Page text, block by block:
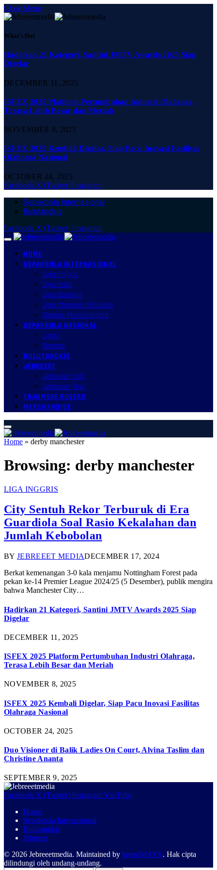
Close Menu
What's Hot
Hadirkan 21 Kategori, Santini JMTV Awards 2025 Siap
Digelar
DECEMBER 11, 2025
ISFEX 2025 Platform Pertumbuhan Industri Olahraga,
Terasa Lebih Besar dan Meriah
NOVEMBER 8, 2025
ISFEX 2025 Kembali Digelar, Siap Pacu Inovasi Fasilitas
Olahraga Nasional
OCTOBER 24, 2025
Facebook X (Twitter) Instagram
Sepakbola Internasional
Bulutangkis
Facebook X (Twitter) Instagram
HOME
SEPAKBOLA INTERNASIONAL
Liga Inggris
Liga Italia
Liga Spanyol
Liga Champion/Europa
Timnas Mancanegara
SEPAKBOLA NASIONAL
Liga 1
Timnas
BULUTANGKIS
JEBREEET
Jebreeet Talk
Jebreeet Tips
TRANMERE ROVERS
MERCHANDISE
Home » derby manchester
Browsing: derby manchester
LIGA INGGRIS
City Sentuh Rekor Terburuk di Era
Guardiola Soal Rasio Kekalahan dan
Jumlah Kebobolan
BY JEBREEET MEDIADECEMBER 17, 2024
Berkat kemenangan 3-0 kala menjamu Nottingham Forest pada
pekan ke-14 Premier League 2024/25 (5 Desember), publik mengira
bahwa Manchester City…
Hadirkan 21 Kategori, Santini JMTV Awards 2025 Siap
Digelar
DECEMBER 11, 2025
ISFEX 2025 Platform Pertumbuhan Industri Olahraga,
Terasa Lebih Besar dan Meriah
NOVEMBER 8, 2025
ISFEX 2025 Kembali Digelar, Siap Pacu Inovasi Fasilitas
Olahraga Nasional
OCTOBER 24, 2025
Duo Visioner di Balik Ladies On Court, Alvina Taslim dan
Christine Ananta
SEPTEMBER 9, 2025
Facebook X (Twitter) InstagramYouTube
Home
Sepakbola Internasional
Bulutangkis
Jebreeet
© 2026 Jebreeetmedia. Maintained by kreasiMAYA. Hak cipta
dilindungi oleh undang-undang.